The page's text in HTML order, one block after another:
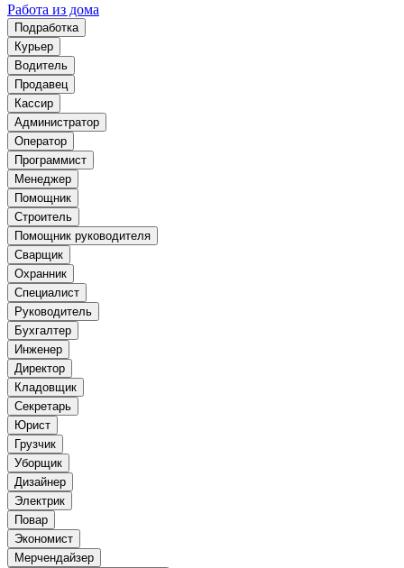
Работа из дома
Подработка
Курьер
Водитель
Продавец
Кассир
Администратор
Оператор
Программист
Менеджер
Помощник
Строитель
Помощник руководителя
Сварщик
Охранник
Специалист
Руководитель
Бухгалтер
Инженер
Директор
Кладовщик
Секретарь
Юрист
Грузчик
Уборщик
Дизайнер
Электрик
Повар
Экономист
Мерчендайзер